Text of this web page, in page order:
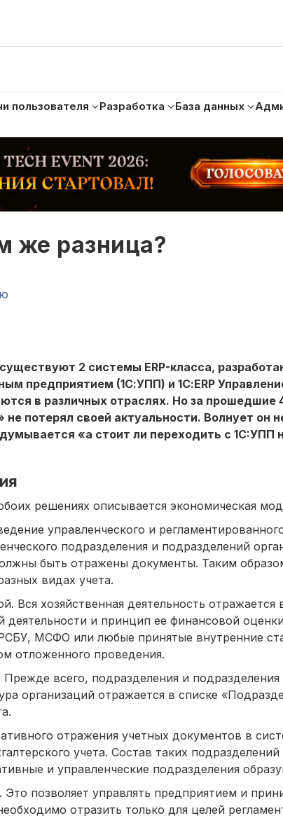
пользователя Разработка База данных
же разница?
2 системы ERP-класса,
предприятием (1С:УПП) и 1С:ERP
в различных отраслях. Но за прошедшие
потерял своей актуальности. Волнует он
«а стоит ли переходить с 1C:УПП
решениях описывается экономическая
управленческого и
подразделения и подразделений
быть отражены документы. Таким
видах учета.
Вся хозяйственная деятельность отражается
деятельности и принцип ее финансовой
МСФО или любые принятые внутренние
отложенного проведения.
всего, подразделения и
организаций отражается в списке
отражения учетных документов в
учета. Состав таких
и управленческие подразделения
позволяет управлять предприятием и
отразить только для целей